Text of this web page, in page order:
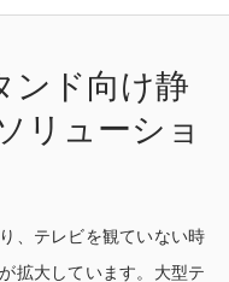
ンド向け静
リューショ
、テレビを観ていない時
拡大しています。大型テ